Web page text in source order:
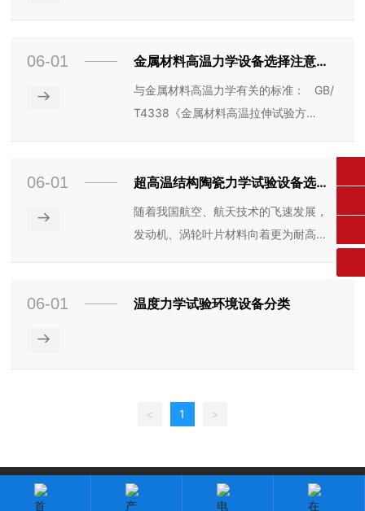
06-01
→
金属材料高温力学设备选择注意事
与金属材料高温力学有关的标准： GB/
T4338《金属材料高温拉伸试验方
试验方法 》、 HB5150《金属高温拉伸
持久试验方法》
06-01
→
超高温结构陶瓷力学试验设备选择
随着我国航空、航天技术的飞速发展，
发动机、涡轮叶片材料向着更为耐高
能，成为国内众多高校、科研院所的研
06-01
→
温度力学试验环境设备分类
< 1 >
版权所有：长春方锐科技有限公司
fangruikeji@163.com
0431-84612207